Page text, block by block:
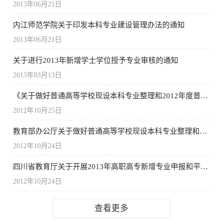
2013年06月21日
内江师范学院关于印发本科专业建设管理办法的通知
2013年06月21日
关于进行2013年新增学士学位授予专业审核的通知
2013年03月13日
《关于做好普通高等学校现设本科专业整理和2012年度普通高等学校本科专业申报工作的通知》及有关实施意见的通知
2012年10月25日
教育部办公厅关于做好普通高等学校现设本科专业整理和2012年度普通高等学校本科专业申报工作的通知
2012年10月24日
四川省教育厅关于开展2013年高职高专新增专业申报和平台报送工作的通知
2012年10月24日
查看更多